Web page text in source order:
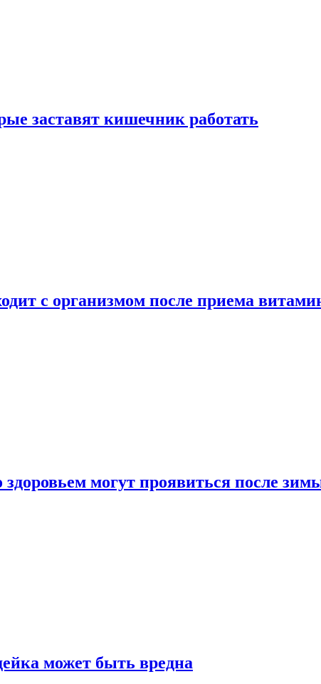
заставят кишечник работать
с организмом после приема
могут проявиться после
может быть вредна